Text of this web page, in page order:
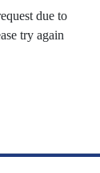
due to
try again